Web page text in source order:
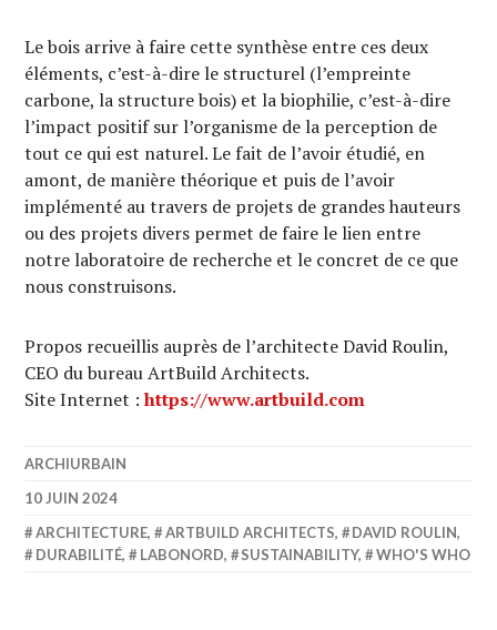
Le bois arrive à faire cette synthèse entre ces deux
éléments, c’est-à-dire le structurel (l’empreinte
carbone, la structure bois) et la biophilie, c’est-à-dire
l’impact positif sur l’organisme de la perception de
tout ce qui est naturel. Le fait de l’avoir étudié, en
amont, de manière théorique et puis de l’avoir
implémenté au travers de projets de grandes hauteurs
ou des projets divers permet de faire le lien entre
notre laboratoire de recherche et le concret de ce que
nous construisons.
Propos recueillis auprès de l’architecte David Roulin,
CEO du bureau ArtBuild Architects.
Site Internet :https://www.artbuild.com
ARCHIURBAIN
10 JUIN 2024
ARCHITECTURE, ARTBUILD ARCHITECTS, DAVID ROULIN,
DURABILITÉ, LABONORD, SUSTAINABILITY, WHO'S WHO